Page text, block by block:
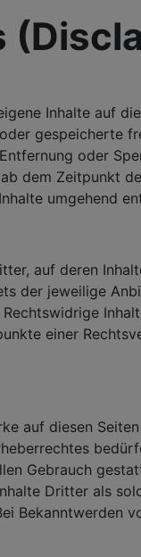
Inhalte auf
gespeicherte
oder
dem Zeitpunkt
umgehend
auf deren
der jeweilige
einer
auf diesen
Gebrauch
Dritter als
Bekanntwerden